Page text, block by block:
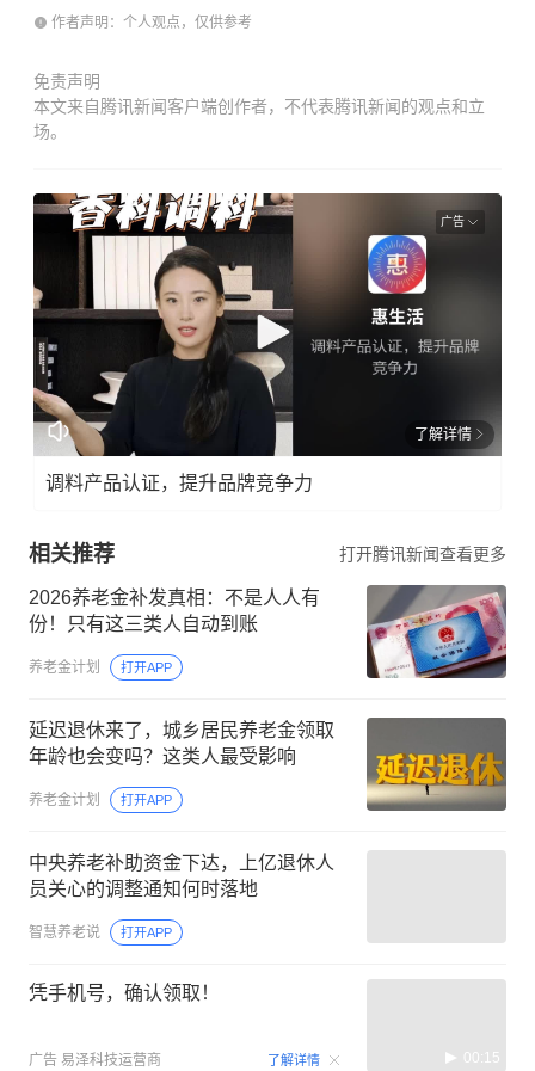
作者声明：个人观点，仅供参考
免责声明
本文来自腾讯新闻客户端创作者，不代表腾讯新闻的观点和立
场。
广告
了解详情
调料产品认证，提升品牌竞争力
相关推荐 打开腾讯新闻查看更多
2026养老金补发真相：不是人人有
份！只有这三类人自动到账
养老金计划 打开APP
延迟退休来了，城乡居民养老金领取
年龄也会变吗？这类人最受影响
养老金计划 打开APP
中央养老补助资金下达，上亿退休人
员关心的调整通知何时落地
智慧养老说 打开APP
凭手机号，确认领取！
广告 易泽科技运营商 了解详情 00:15